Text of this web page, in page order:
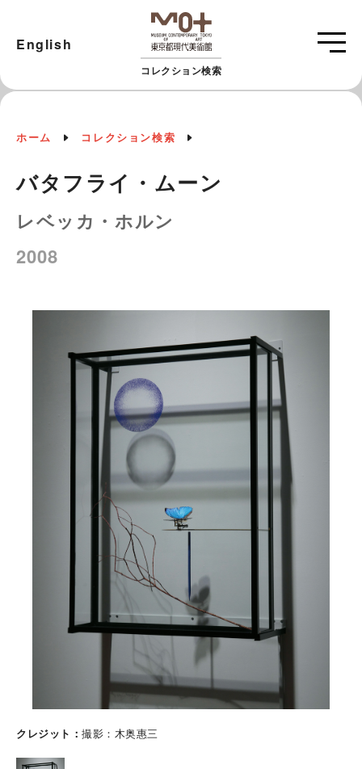
コレクション検索
English
ホーム コレクション検索
バタフライ・ムーン
レベッカ・ホルン
2008
クレジット 撮影：木奥惠三